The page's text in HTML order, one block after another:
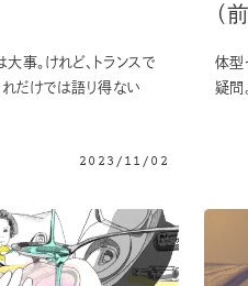
事。けれど、トランスで
だけでは語り得ない
2023/11/02
（
体型
疑問